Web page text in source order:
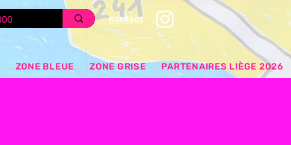
contact
ZONE BLEUE ZONE GRISE PARTENAIRES LIÈGE 2026